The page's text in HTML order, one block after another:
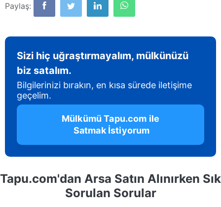
Paylaş:
Sizi hiç uğraştırmayalım, mülkünüzü
biz satalım.
Bilgilerinizi bırakın, en kısa sürede iletişime
geçelim.
Mülkümü Tapu.com ile
Satmak İstiyorum
Tapu.com'dan Arsa Satın Alınırken Sık
Sorulan Sorular